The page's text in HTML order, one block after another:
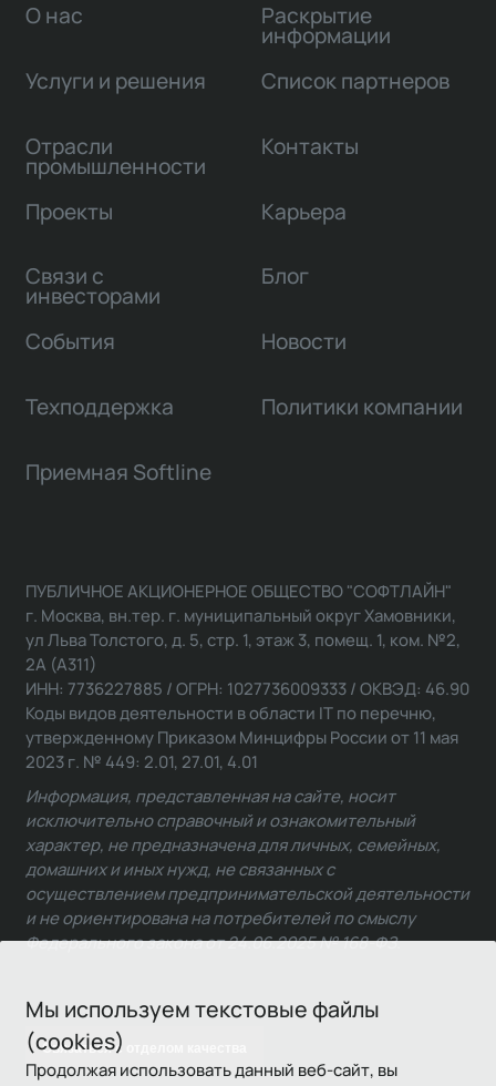
Мы используем текстовые файлы
(cookies)
Продолжая использовать данный веб-сайт, вы
О нас
Услуги и решения
Отрасли
промышленности
Проекты
Связи с
инвесторами
Раскрытие
информации
Список партнеров
Контакты
Карьера
Блог
События Новости
Техподдержка Политики компании
Приемная Softline
Связаться с отделом качества
ПУБЛИЧНОЕ АКЦИОНЕРНОЕ ОБЩЕСТВО "СОФТЛАЙН"
г. Москва, вн.тер. г. муниципальный округ Хамовники,
ул Льва Толстого, д. 5, стр. 1, этаж 3, помещ. 1, ком. №2,
2А (А311)
ИНН: 7736227885 / ОГРН: 1027736009333 / ОКВЭД: 46.90
Коды видов деятельности в области IT по перечню,
утвержденному Приказом Минцифры России от 11 мая
2023 г. № 449: 2.01, 27.01, 4.01
Информация, представленная на сайте, носит
исключительно справочный и ознакомительный
характер, не предназначена для личных, семейных,
домашних и иных нужд, не связанных с
осуществлением предпринимательской деятельности
и не ориентирована на потребителей по смыслу
Федерального закона от 24.06.2025 № 168-ФЗ.